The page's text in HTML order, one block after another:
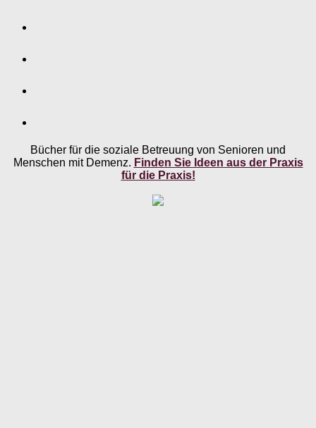
Bücher für die soziale Betreuung von Senioren und
Menschen mit Demenz. Finden Sie Ideen aus der Praxis
für die Praxis!